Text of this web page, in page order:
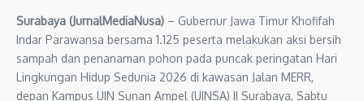
Surabaya (JurnalMediaNusa) – Gubernur Jawa Timur Khofifah
Indar Parawansa bersama 1.125 peserta melakukan aksi bersih
sampah dan penanaman pohon pada puncak peringatan Hari
Lingkungan Hidup Sedunia 2026 di kawasan Jalan MERR,
depan Kampus UIN Sunan Ampel (UINSA) II Surabaya, Sabtu